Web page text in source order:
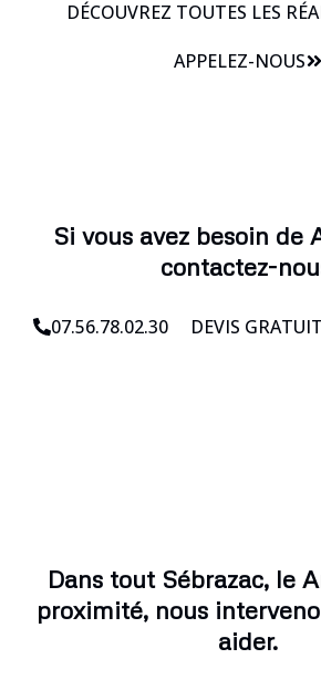
DÉCOUVREZ TOUTES LES
APPELEZ-NOUS
Si vous avez besoin de
contactez-
07.56.78.02.30 DEVIS GRATUIT
Dans tout Sébrazac, le
proximité, nous
aider.